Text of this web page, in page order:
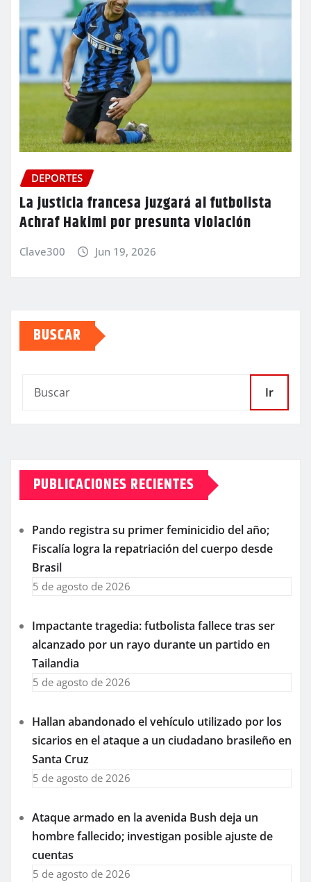
DEPORTES
La justicia francesa juzgará al futbolista
Achraf Hakimi por presunta violación
Clave300 Jun 19, 2026
BUSCAR
Ir
PUBLICACIONES RECIENTES
Pando registra su primer feminicidio del año;
Fiscalía logra la repatriación del cuerpo desde
Brasil
5 de agosto de 2026
Impactante tragedia: futbolista fallece tras ser
alcanzado por un rayo durante un partido en
Tailandia
5 de agosto de 2026
Hallan abandonado el vehículo utilizado por los
sicarios en el ataque a un ciudadano brasileño en
Santa Cruz
5 de agosto de 2026
Ataque armado en la avenida Bush deja un
hombre fallecido; investigan posible ajuste de
cuentas
5 de agosto de 2026